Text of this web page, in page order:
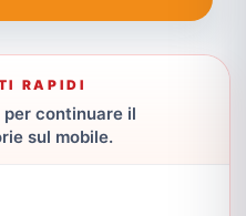
RAPIDI
continuare il
sul mobile.